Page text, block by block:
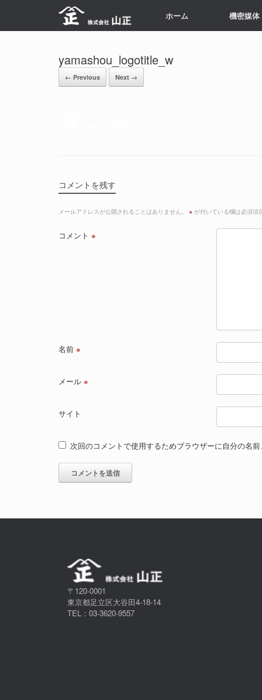
ホーム 機密媒体
yamashou_logotitle_w
← Previous Next →
コメントを残す
メールアドレスが公開されることはありません。 ※ が付いている欄は必須項
コメント ※
名前 ※
メール ※
サイト
次回のコメントで使用するためブラウザーに自分の名
〒120-0001
東京都足立区大谷田4-18-14
TEL：03-3620-9557